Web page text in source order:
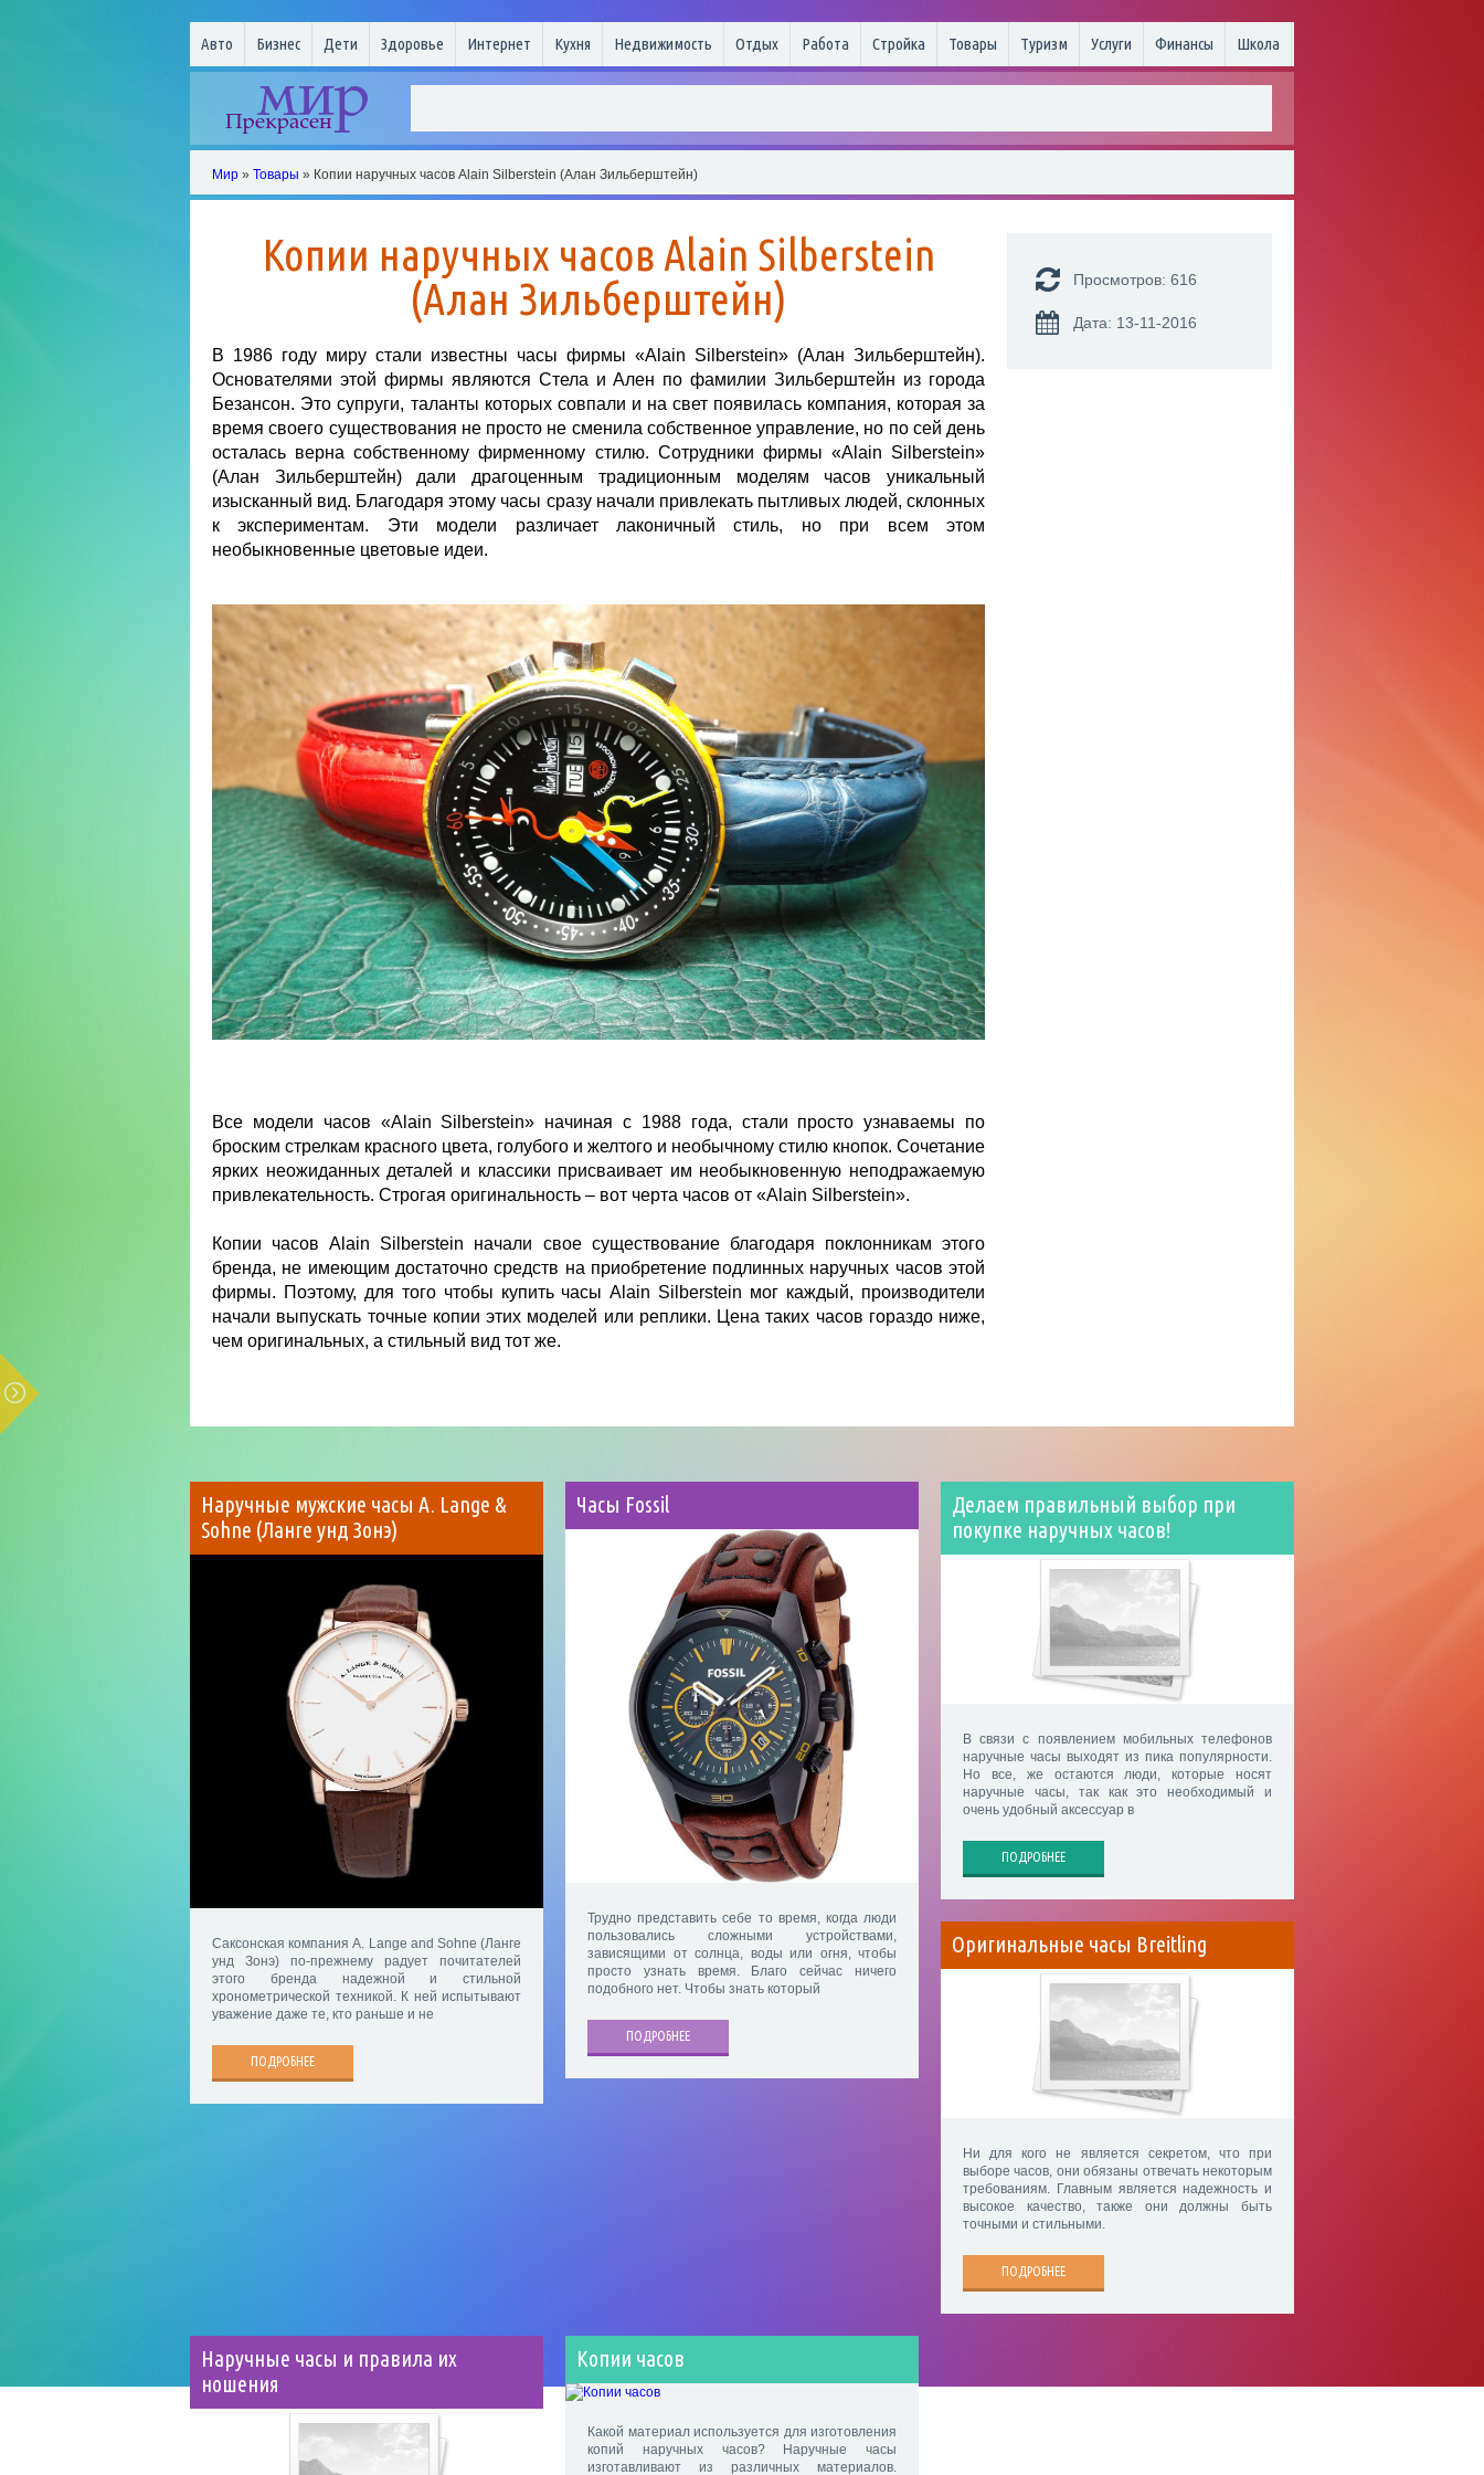
Авто Бизнес Дети Здоровье Интернет Кухня Недвижимость Отдых Работа Стройка Товары Туризм Услуги Финансы Школа
Мир » Товары » Копии наручных часов Alain Silberstein (Алан Зильберштейн)
Копии наручных часов Alain Silberstein
(Алан Зильберштейн)
В 1986 году миру стали известны часы фирмы «Alain Silberstein» (Алан Зильберштейн).
Основателями этой фирмы являются Стела и Ален по фамилии Зильберштейн из города
Безансон. Это супруги, таланты которых совпали и на свет появилась компания, которая за
время своего существования не просто не сменила собственное управление, но по сей день
осталась верна собственному фирменному стилю. Сотрудники фирмы «Alain Silberstein»
(Алан Зильберштейн) дали драгоценным традиционным моделям часов уникальный
изысканный вид. Благодаря этому часы сразу начали привлекать пытливых людей, склонных
к экспериментам. Эти модели различает лаконичный стиль, но при всем этом
необыкновенные цветовые идеи.
Все модели часов «Alain Silberstein» начиная с 1988 года, стали просто узнаваемы по
броским стрелкам красного цвета, голубого и желтого и необычному стилю кнопок. Сочетание
ярких неожиданных деталей и классики присваивает им необыкновенную неподражаемую
привлекательность. Строгая оригинальность – вот черта часов от «Alain Silberstein».
Копии часов Alain Silberstein начали свое существование благодаря поклонникам этого
бренда, не имеющим достаточно средств на приобретение подлинных наручных часов этой
фирмы. Поэтому, для того чтобы купить часы Alain Silberstein мог каждый, производители
начали выпускать точные копии этих моделей или реплики. Цена таких часов гораздо ниже,
чем оригинальных, а стильный вид тот же.
Просмотров: 616
Дата: 13-11-2016
Наручные мужские часы A. Lange &
Sohne (Ланге унд Зонэ)
Саксонская компания A. Lange and Sohne (Ланге
унд Зонэ) по-прежнему радует почитателей
этого бренда надежной и стильной
хронометрической техникой. К ней испытывают
уважение даже те, кто раньше и не
ПОДРОБНЕЕ
Часы Fossil
Трудно представить себе то время, когда люди
пользовались сложными устройствами,
зависящими от солнца, воды или огня, чтобы
просто узнать время. Благо сейчас ничего
подобного нет. Чтобы знать который
ПОДРОБНЕЕ
Делаем правильный выбор при
покупке наручных часов!
В связи с появлением мобильных телефонов
наручные часы выходят из пика популярности.
Но все, же остаются люди, которые носят
наручные часы, так как это необходимый и
очень удобный аксессуар в
ПОДРОБНЕЕ
Оригинальные часы Breitling
Ни для кого не является секретом, что при
выборе часов, они обязаны отвечать некоторым
требованиям. Главным является надежность и
высокое качество, также они должны быть
точными и стильными.
ПОДРОБНЕЕ
Наручные часы и правила их
ношения
Копии часов
Какой материал используется для изготовления
копий наручных часов? Наручные часы
изготавливают из различных материалов.